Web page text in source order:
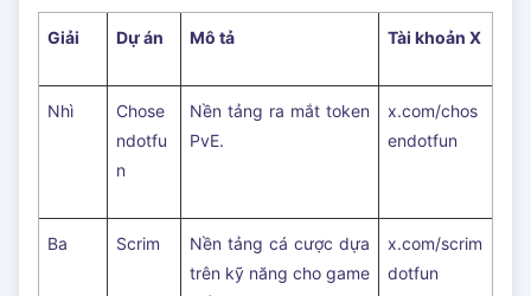
Giải Dự án Mô tả Tài khoản X
Nhì
Chose
ndotfu
n
Nền tảng ra mắt token
PvE.
x.com/chos
endotfun
Ba Scrim
Nền tảng cá cược dựa
trên kỹ năng cho game
x.com/scrim
dotfun